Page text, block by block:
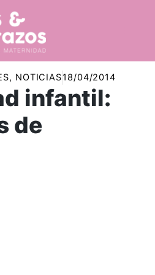
, NOTICIAS18/04/2014
infantil:
de